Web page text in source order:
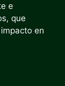
e
que
en